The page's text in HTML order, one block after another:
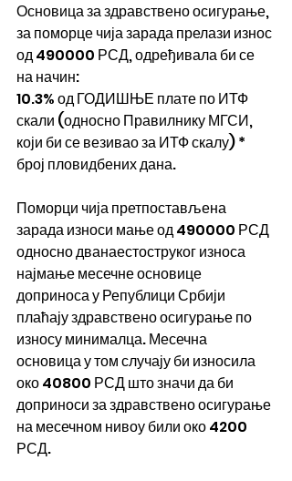
Основица за здравствено осигурање,
за поморце чија зарада прелази износ
од 490000 РСД, одређивала би се
на начин:
10.3% од ГОДИШЊЕ плате по ИТФ
скали (односно Правилнику МГСИ,
који би се везивао за ИТФ скалу) *
број пловидбених дана.
Поморци чија претпостављена
зарада износи мање од 490000 РСД
односно дванаестоструког износа
најмање месечне основице
доприноса у Републици Србији
плаћају здравствено осигурање по
износу минималца. Месечна
основица у том случају би износила
око 40800 РСД што значи да би
доприноси за здравствено осигурање
на месечном нивоу били око 4200
РСД.